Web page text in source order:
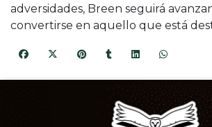
adversidades, Breen seguirá
convertirse en aquello que está